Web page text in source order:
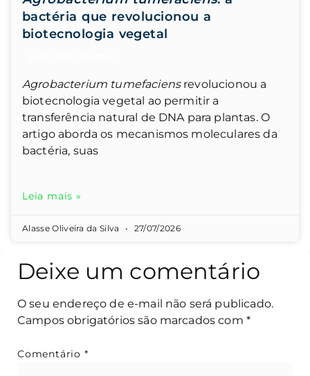
bactéria que revolucionou a
biotecnologia vegetal
Agrobacterium tumefaciensrevolucionou a
biotecnologia vegetal ao permitir a
transferência natural de DNA para plantas. O
artigo aborda os mecanismos moleculares da
bactéria, suas
Leia mais »
Alasse Oliveira da Silva 27/07/2026
Deixe um comentário
O seu endereço de e-mail não será publicado.
Campos obrigatórios são marcados com *
Comentário *